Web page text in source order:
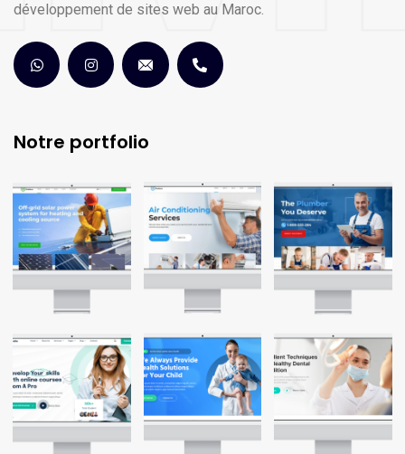
développement de sites web au Maroc.
Notre portfolio